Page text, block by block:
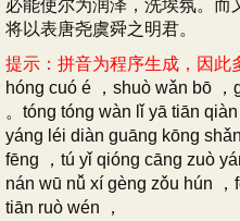
必能使尔为润泽，洗埃氛。而
将以表唐尧虞舜之明君。
提示：拼音为程序生成，因此
hóng cuó é ，shuò wǎn bō
。tóng tóng wàn lǐ yā tiān qiàn
yáng léi diàn guāng kōng
fēng ，tú yǐ qióng cāng zuò
nán wū nǚ xí gèng zǒu hún ，
tiān ruò wén ，